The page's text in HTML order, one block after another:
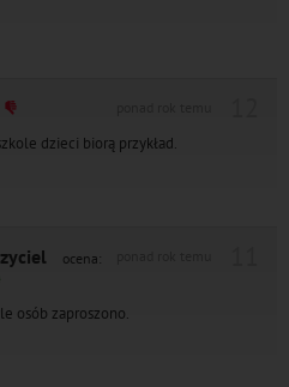
dzieci biorą przykład.
ocena:
osób zaproszono.